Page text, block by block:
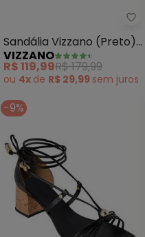
- Sandália Beira Rio
Sandália Vizzano (Preto)
em Sisntético
VIZZANO
R$ 119,99R$ 179,99
ou 4x de R$ 29,99 sem juros
-9%